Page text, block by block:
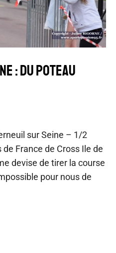
: DU POTEAU
sur Seine – 1/2
France de Cross Ile de
devise de tirer la course
pour nous de